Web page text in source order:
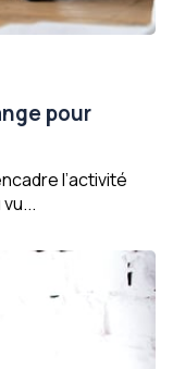
pour
l’activité